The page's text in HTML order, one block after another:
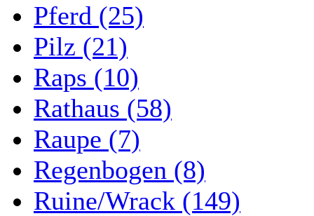
Pferd (25)
Pilz (21)
Raps (10)
Rathaus (58)
Raupe (7)
Regenbogen (8)
Ruine/Wrack (149)